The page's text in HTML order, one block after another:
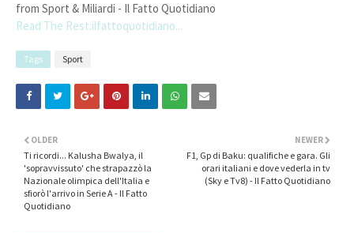
from Sport & Miliardi - Il Fatto Quotidiano
Read The Rest:ilfattoquotidiano...
Tags Sport
NEWER
F1, Gp di Baku: qualifiche e gara. Gli
orari italiani e dove vederla in tv
(Sky e Tv8) - Il Fatto Quotidiano
OLDER
Ti ricordi... Kalusha Bwalya, il
'sopravvissuto' che strapazzò la
Nazionale olimpica dell'Italia e
sfiorò l'arrivo in Serie A - Il Fatto
Quotidiano